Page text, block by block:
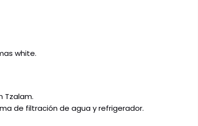
white.
Tzalam.
de filtración de agua y refrigerador.